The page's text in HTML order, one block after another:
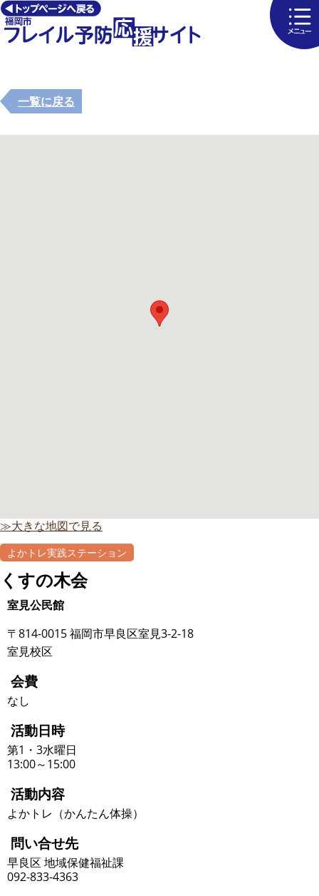
一覧に戻る
≫大きな地図で見る
よかトレ実践ステーション
くすの木会
室見公民館
〒814-0015 福岡市早良区室見3-2-18
室見校区
会費
なし
活動日時
第1・3水曜日
13:00～15:00
活動内容
よかトレ（かんたん体操）
問い合せ先
早良区 地域保健福祉課
092-833-4363